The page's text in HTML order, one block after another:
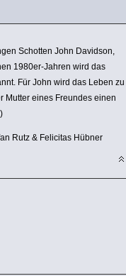
Schotten John Davidson,
1980er-Jahren wird das
Für John wird das Leben zu
Mutter eines Freundes einen
Rutz & Felicitas Hübner